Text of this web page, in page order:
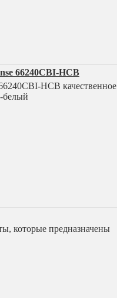
66240CBI-HCB
HCB качественное
белый
которые предназначены